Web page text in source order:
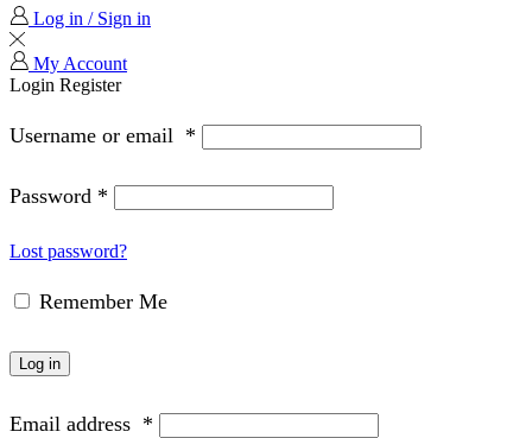
Log in / Sign in
My Account
Login Register
Username or email *
Password *
Lost password?
Remember Me
Log in
Email address *